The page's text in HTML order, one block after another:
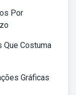
Por
Que Costuma
Gráficas